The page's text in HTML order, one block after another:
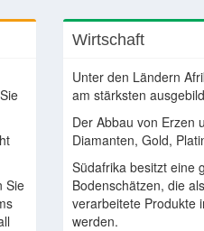
Sie
Wirtschaft
Unter den Ländern
am stärksten
Der Abbau von Erzen
Diamanten, Gold,
Südafrika besitzt eine
Bodenschätzen, die
verarbeitete Produkte
werden.